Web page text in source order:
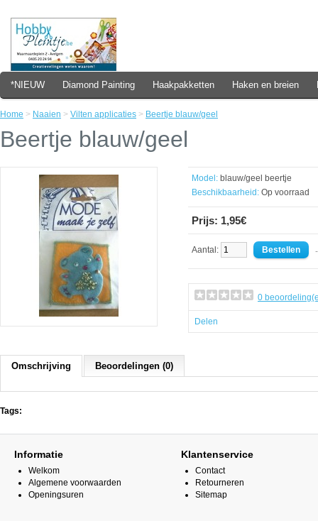
*NIEUW Diamond Painting Haakpakketten Haken en breien
Home > Naaien > Vilten applicaties > Beertje blauw/geel
Beertje blauw/geel
Model: blauw/geel beertje
Beschikbaarheid: Op voorraad
Prijs: 1,95€
Aantal:
0
Delen
Omschrijving Beoordelingen (0)
Tags:
Informatie
Welkom
Algemene voorwaarden
Openingsuren
Klantenservice
Contact
Retourneren
Sitemap